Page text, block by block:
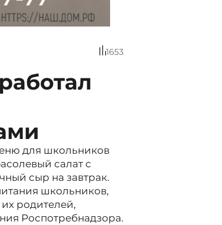
1653
для школьников
салат с
сыр на завтрак.
школьников,
родителей,
Роспотребнадзора.